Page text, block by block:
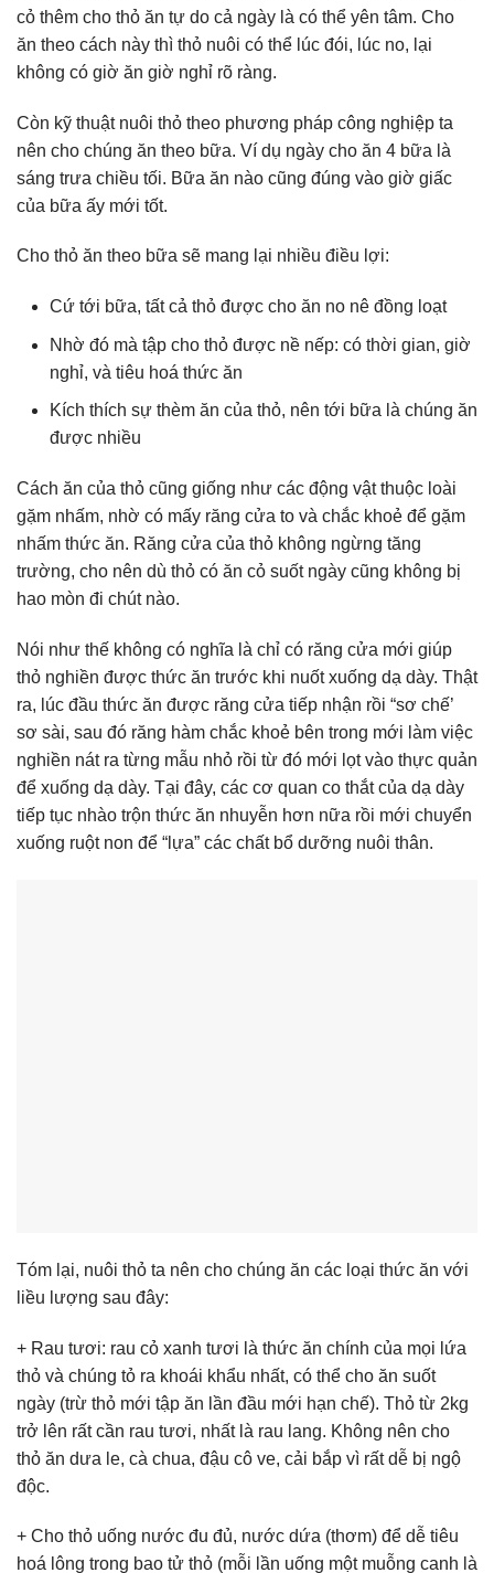
cỏ thêm cho thỏ ăn tự do cả ngày là có thể yên tâm. Cho
ăn theo cách này thì thỏ nuôi có thể lúc đói, lúc no, lại
không có giờ ăn giờ nghỉ rõ ràng.
Còn kỹ thuật nuôi thỏ theo phương pháp công nghiệp ta
nên cho chúng ăn theo bữa. Ví dụ ngày cho ăn 4 bữa là
sáng trưa chiều tối. Bữa ăn nào cũng đúng vào giờ giấc
của bữa ấy mới tốt.
Cho thỏ ăn theo bữa sẽ mang lại nhiều điều lợi:
Cứ tới bữa, tất cả thỏ được cho ăn no nê đồng loạt
Nhờ đó mà tập cho thỏ được nề nếp: có thời gian, giờ
nghỉ, và tiêu hoá thức ăn
Kích thích sự thèm ăn của thỏ, nên tới bữa là chúng ăn
được nhiều
Cách ăn của thỏ cũng giống như các động vật thuộc loài
gặm nhấm, nhờ có mấy răng cửa to và chắc khoẻ để gặm
nhấm thức ăn. Răng cửa của thỏ không ngừng tăng
trường, cho nên dù thỏ có ăn cỏ suốt ngày cũng không bị
hao mòn đi chút nào.
Nói như thế không có nghĩa là chỉ có răng cửa mới giúp
thỏ nghiền được thức ăn trước khi nuốt xuống dạ dày. Thật
ra, lúc đầu thức ăn được răng cửa tiếp nhận rồi “sơ chế’
sơ sài, sau đó răng hàm chắc khoẻ bên trong mới làm việc
nghiền nát ra từng mẫu nhỏ rồi từ đó mới lọt vào thực quản
để xuống dạ dày. Tại đây, các cơ quan co thắt của dạ dày
tiếp tục nhào trộn thức ăn nhuyễn hơn nữa rồi mới chuyển
xuống ruột non để “lựa” các chất bổ dưỡng nuôi thân.
Tóm lại, nuôi thỏ ta nên cho chúng ăn các loại thức ăn với
liều lượng sau đây:
+ Rau tươi: rau cỏ xanh tươi là thức ăn chính của mọi lứa
thỏ và chúng tỏ ra khoái khẩu nhất, có thể cho ăn suốt
ngày (trừ thỏ mới tập ăn lần đầu mới hạn chế). Thỏ từ 2kg
trở lên rất cần rau tươi, nhất là rau lang. Không nên cho
thỏ ăn dưa le, cà chua, đậu cô ve, cải bắp vì rất dễ bị ngộ
độc.
+ Cho thỏ uống nước đu đủ, nước dứa (thơm) để dễ tiêu
hoá lông trong bao tử thỏ (mỗi lần uống một muỗng canh là